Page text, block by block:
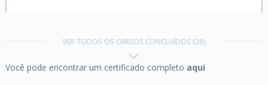
VER TODOS OS CURSOS CONCLUÍDOS (20)
Você pode encontrar um certificado completo aqui